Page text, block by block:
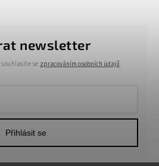
newsletter
se zpracováním osobních údajů.
Přihlásit se